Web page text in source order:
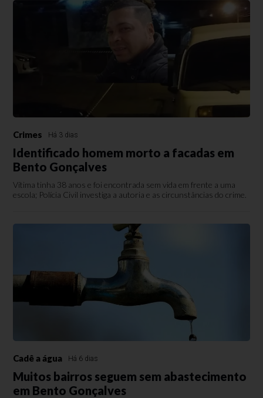
Crimes Há 3 dias
Identificado homem morto a facadas em
Bento Gonçalves
Vítima tinha 38 anos e foi encontrada sem vida em frente a uma
escola; Polícia Civil investiga a autoria e as circunstâncias do crime.
Cadê a água Há 6 dias
Muitos bairros seguem sem abastecimento
em Bento Gonçalves